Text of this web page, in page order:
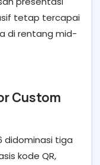
tetap tercapai
di rentang mid-
Custom
didominasi tiga
kode QR,